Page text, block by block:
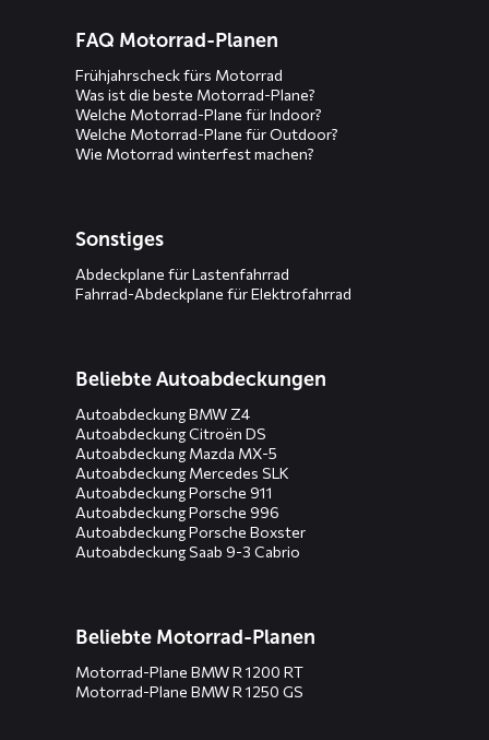
FAQ Motorrad-Planen
Frühjahrscheck fürs Motorrad
Was ist die beste Motorrad-Plane?
Welche Motorrad-Plane für Indoor?
Welche Motorrad-Plane für Outdoor?
Wie Motorrad winterfest machen?
Sonstiges
Abdeckplane für Lastenfahrrad
Fahrrad-Abdeckplane für Elektrofahrrad
Beliebte Autoabdeckungen
Autoabdeckung BMW Z4
Autoabdeckung Citroën DS
Autoabdeckung Mazda MX-5
Autoabdeckung Mercedes SLK
Autoabdeckung Porsche 911
Autoabdeckung Porsche 996
Autoabdeckung Porsche Boxster
Autoabdeckung Saab 9-3 Cabrio
Beliebte Motorrad-Planen
Motorrad-Plane BMW R 1200 RT
Motorrad-Plane BMW R 1250 GS